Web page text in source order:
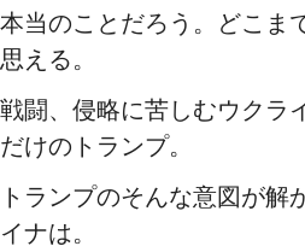
本当のことだろう。どこま
思える。
戦闘、侵略に苦しむウクラ
だけのトランプ。
トランプのそんな意図が
イナは。